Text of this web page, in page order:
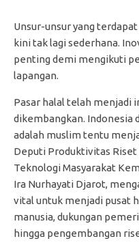
Unsur-unsur yang
kini tak lagi sederhana.
penting demi mengikuti
lapangan.
Pasar halal telah menjadi
dikembangkan. Indonesia
adalah muslim tentu
Deputi Produktivitas
Teknologi Masyarakat
Ira Nurhayati Djarot,
vital untuk menjadi pusat
manusia, dukungan
hingga pengembangan